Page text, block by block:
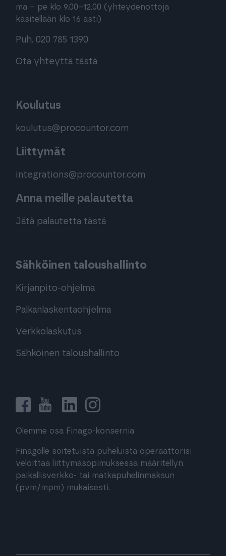
ma – pe klo 9.00–12.00 (yhteydenottoja
käsitellään klo 16 asti)
Puh. 020 785 1390
Ota yhteyttä tästä
Koulutus
koulutus@procountor.com
Liittymät
integrations@procountor.com
Anna meille palautetta
Jätä palautetta tästä
Sähköinen taloushallinto
Kirjanpito-ohjelma
Palkanlaskentaohjelma
Verkkolaskutus
Sähköinen taloushallinto
Olemme osa Finago-konsernia
Finagolle soitetuista puheluista operaattorisi
veloittaa liittymäsopimuksessa määritellyn
paikallisverkko- tai matkapuhelinmaksun
(pvm/mpm) mukaisesti.